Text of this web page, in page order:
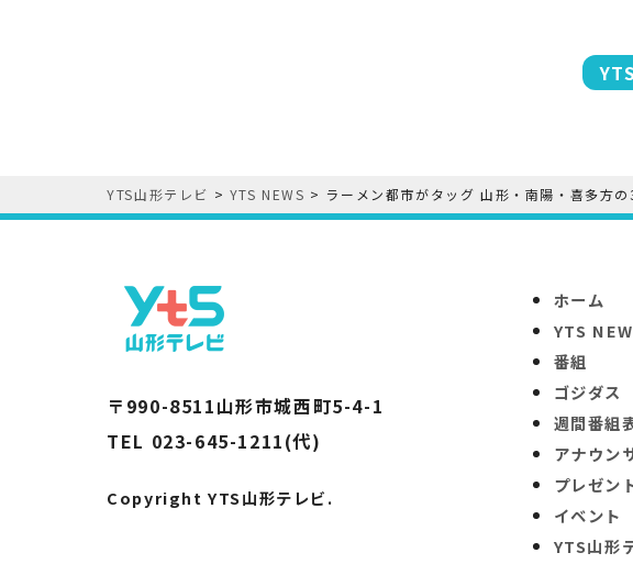
YTS山形テレビ > YTS NEWS > ラーメン都市がタッグ 山形・南陽・喜多方
〒990-8511山形市城西町5-4-1
TEL 023-645-1211(代)
Copyright YTS山形テレビ.
ホーム
YTS
番組
ゴジダス
週間番組
アナウン
プレゼン
イベント
YTS山形